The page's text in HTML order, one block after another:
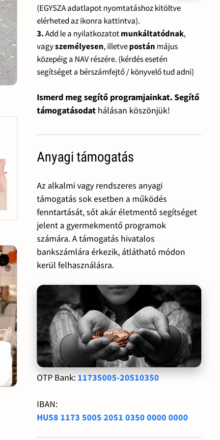
(EGYSZA adatlapot nyomtatáshoz kitöltve
elérheted az ikonra kattintva).
3.Add le a nyilatkozatotmunkáltatódnak,
vagyszemélyesen, illetvepostán május
közepéig a NAV részére. (kérdés esetén
segítséget a bérszámfejtő / könyvelő tud adni)
Ismerd meg segítő programjainkat. Segítő
támogatásodat hálásan köszönjük!
Anyagi támogatás
Az alkalmi vagy rendszeres anyagi
támogatás sok esetben a működés
fenntartását, sőt akár életmentő segítséget
jelent a gyermekmentő programok
számára. A támogatás hivatalos
bankszámlára érkezik, átlátható módon
kerül felhasználásra.
OTP Bank: 11735005-20510350
IBAN:
HU58 1173 5005 2051 0350 0000 0000